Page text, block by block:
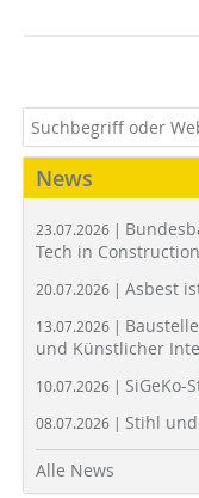
News
23.07.2026 |
Tech in
20.07.2026 | Asbest
13.07.2026 |
und Künstlicher
10.07.2026 | SiGeKo-
08.07.2026 | Stihl
Alle News